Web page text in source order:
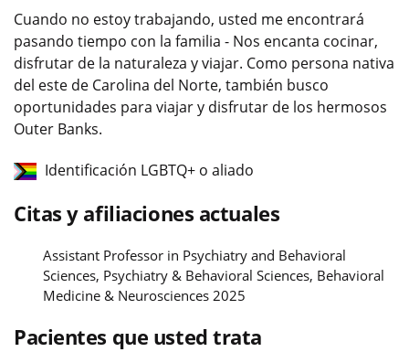
Cuando no estoy trabajando, usted me encontrará
pasando tiempo con la familia - Nos encanta cocinar,
disfrutar de la naturaleza y viajar. Como persona nativa
del este de Carolina del Norte, también busco
oportunidades para viajar y disfrutar de los hermosos
Outer Banks.
Identificación LGBTQ+ o aliado
Citas y afiliaciones actuales
Assistant Professor in Psychiatry and Behavioral
Sciences, Psychiatry & Behavioral Sciences, Behavioral
Medicine & Neurosciences 2025
Pacientes que usted trata